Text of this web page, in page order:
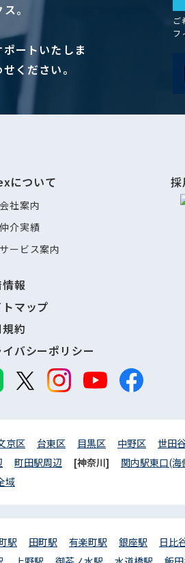
。
ートいたしま
ください。
ご
フ
について
会社案内
仲介実績
サービス案内
報
マップ
約
バシーポリシー
京区 台東区 目黒区 中野区 世田
町田駅周辺 [神奈川] 関内駅東口(海
域
駅 田町駅 有楽町駅 銀座駅 日比